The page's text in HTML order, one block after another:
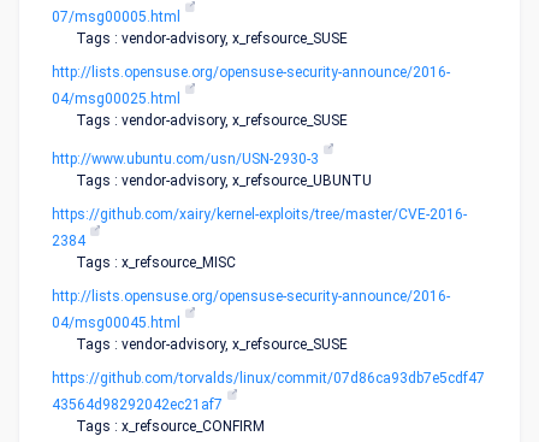
07/msg00005.html
Tags : vendor-advisory, x_refsource_SUSE
http://lists.opensuse.org/opensuse-security-announce/2016-
04/msg00025.html
Tags : vendor-advisory, x_refsource_SUSE
http://www.ubuntu.com/usn/USN-2930-3
Tags : vendor-advisory, x_refsource_UBUNTU
https://github.com/xairy/kernel-exploits/tree/master/CVE-2016-
2384
Tags : x_refsource_MISC
http://lists.opensuse.org/opensuse-security-announce/2016-
04/msg00045.html
Tags : vendor-advisory, x_refsource_SUSE
https://github.com/torvalds/linux/commit/07d86ca93db7e5cdf47
43564d98292042ec21af7
Tags : x_refsource_CONFIRM